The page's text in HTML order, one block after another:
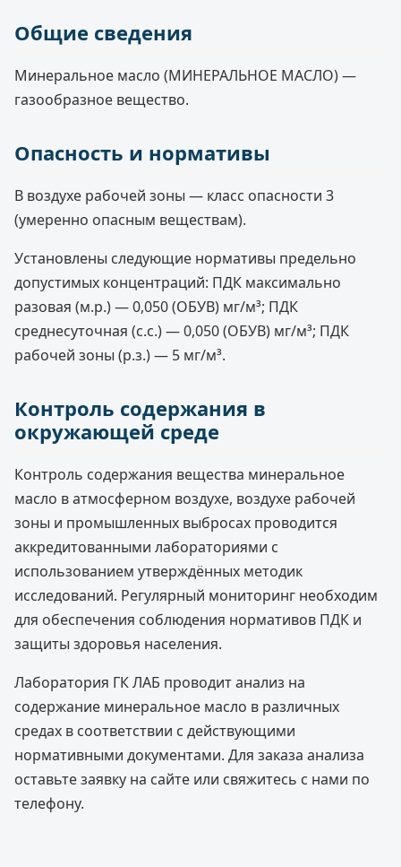
Общие сведения
Минеральное масло (МИНЕРАЛЬНОЕ МАСЛО) —
газообразное вещество.
Опасность и нормативы
В воздухе рабочей зоны — класс опасности 3
(умеренно опасным веществам).
Установлены следующие нормативы предельно
допустимых концентраций: ПДК максимально
разовая (м.р.) — 0,050 (ОБУВ) мг/м³; ПДК
среднесуточная (с.с.) — 0,050 (ОБУВ) мг/м³; ПДК
рабочей зоны (р.з.) — 5 мг/м³.
Контроль содержания в
окружающей среде
Контроль содержания вещества минеральное
масло в атмосферном воздухе, воздухе рабочей
зоны и промышленных выбросах проводится
аккредитованными лабораториями с
использованием утверждённых методик
исследований. Регулярный мониторинг необходим
для обеспечения соблюдения нормативов ПДК и
защиты здоровья населения.
Лаборатория ГК ЛАБ проводит анализ на
содержание минеральное масло в различных
средах в соответствии с действующими
нормативными документами. Для заказа анализа
оставьте заявку на сайте или свяжитесь с нами по
телефону.